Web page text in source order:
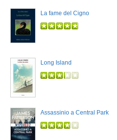
La fame del Cigno
Long Island
Assassinio a Central Park